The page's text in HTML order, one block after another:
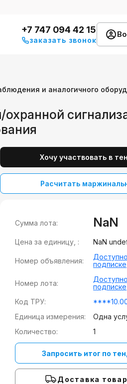
+7 747 094 42 15
заказать звонок
и аналогичного
Хочу участвовать в
Расчитать
Сумма лота: NaN
Цена за единицу, : NaN
Номер объявления:
подписке
Номер лота:
подписке
Код ТРУ:
Единица измерения:
Одна
Количество:
1
Запросить итог по
Доставка